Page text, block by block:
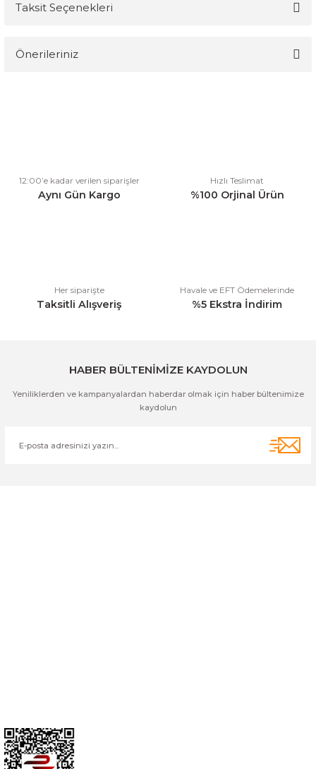
Taksit Seçenekleri
Önerileriniz
Ürün açıklamasında eksik bilgiler bulunuyor.
Ürün bilgilerinde hatalar bulunuyor.
12:00’e kadar verilen siparişler
Aynı Gün Kargo
Hızlı Teslimat
%100 Orjinal Ürün
Her siparişte
Taksitli Alışveriş
Havale ve EFT Ödemelerinde
%5 Ekstra İndirim
HABER BÜLTENİMİZE KAYDOLUN
Yeniliklerden ve kampanyalardan haberdar olmak için haber bültenimize
kaydolun